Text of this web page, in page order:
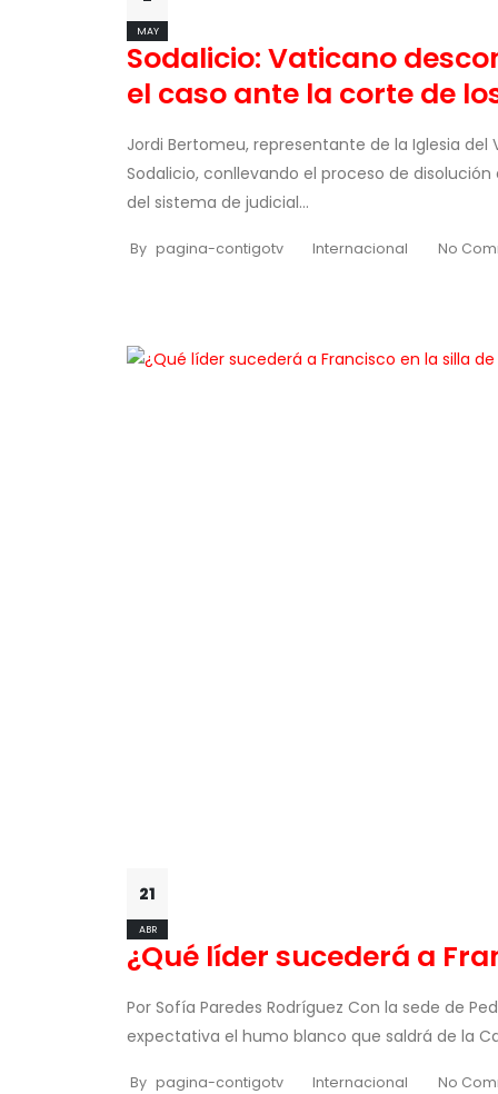
MAY
Sodalicio: Vaticano
el caso ante la corte de los
Jordi Bertomeu, representante de la Iglesia
Sodalicio, conllevando el proceso de
del sistema de judicial...
By pagina-contigotv Internacional No
21
ABR
¿Qué líder sucederá a
Por Sofía Paredes Rodríguez Con la sede de
expectativa el humo blanco que saldrá de la
By pagina-contigotv Internacional No